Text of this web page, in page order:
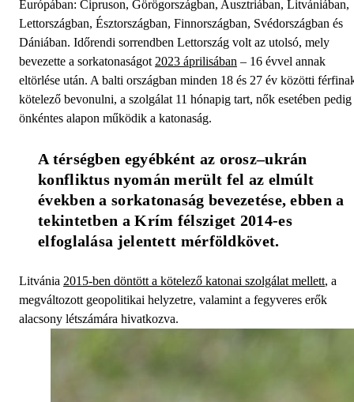
Európában: Cipruson, Görögországban, Ausztriában, Litvániában,
Lettországban, Észtországban, Finnországban, Svédországban és
Dániában. Időrendi sorrendben Lettország volt az utolsó, mely
bevezette a sorkatonaságot 2023 áprilisában – 16 évvel annak
eltörlése után. A balti országban minden 18 és 27 év közötti
kötelező bevonulni, a szolgálat 11 hónapig tart, nők esetében pedig
önkéntes alapon működik a katonaság.
A térségben egyébként az orosz–ukrán
konfliktus nyomán merült fel az elmúlt
években a sorkatonaság bevezetése, ebben a
tekintetben a Krím félsziget 2014-es
elfoglalása jelentett mérföldkövet.
Litvánia 2015-ben döntött a kötelező katonai szolgálat mellett, a
megváltozott geopolitikai helyzetre, valamint a fegyveres erők
alacsony létszámára hivatkozva.